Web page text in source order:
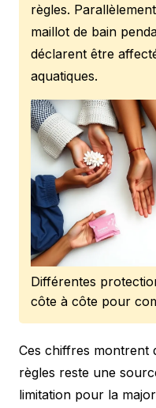
règles.
maillot de bain
déclarent être
aquatiques.
Différentes
côte à côte pour
Ces chiffres montrent
règles reste une
limitation pour la